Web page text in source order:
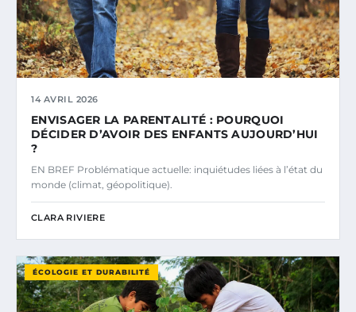
14 AVRIL 2026
ENVISAGER LA PARENTALITÉ : POURQUOI
DÉCIDER D’AVOIR DES ENFANTS AUJOURD’HUI
?
EN BREF Problématique actuelle: inquiétudes liées à l’état du
monde (climat, géopolitique).
CLARA RIVIERE
ÉCOLOGIE ET DURABILITÉ